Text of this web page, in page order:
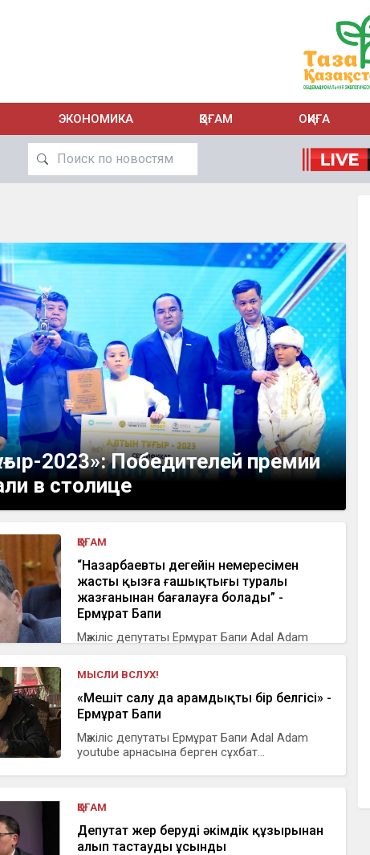
ЭКОНОМИКА ҚОҒАМ ОҚИҒА
2023»: Победителей премии
в столице
ҚОҒАМ
“Назарбаевтың деңгейін немересімен
жасты қызға ғашықтығы туралы
жазғанынан бағалауға болады” -
Ермұрат Бапи
Мәжіліс депутаты Ермұрат Бапи Adal Adam
МЫСЛИ ВСЛУХ!
«Мешіт салу да арамдықтың бір белгісі» -
Ермұрат Бапи
Мәжіліс депутаты Ермұрат Бапи Adal Adam
youtube арнасына берген сұхбат...
ҚОҒАМ
Депутат жер беруді әкімдік құзырынан
алып тастауды ұсынды